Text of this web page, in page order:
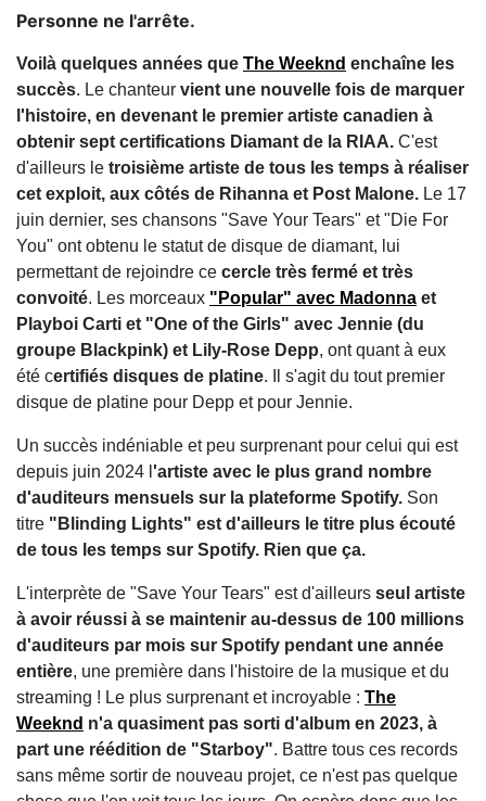
Personne ne l'arrête.
Voilà quelques années que The Weeknd enchaîne les
succès. Le chanteur vient une nouvelle fois de marquer
l'histoire, en devenant le premier artiste canadien à
obtenir sept certifications Diamant de la RIAA. C'est
d'ailleurs le troisième artiste de tous les temps à réaliser
cet exploit, aux côtés de Rihanna et Post Malone. Le 17
juin dernier, ses chansons "Save Your Tears" et "Die For
You" ont obtenu le statut de disque de diamant, lui
permettant de rejoindre ce cercle très fermé et très
convoité. Les morceaux "Popular" avec Madonna et
Playboi Carti et "One of the Girls" avec Jennie (du
groupe Blackpink) et Lily-Rose Depp, ont quant à eux
été certifiés disques de platine. Il s'agit du tout premier
disque de platine pour Depp et pour Jennie.
Un succès indéniable et peu surprenant pour celui qui est
depuis juin 2024 l 'artiste avec le plus grand nombre
d'auditeurs mensuels sur la plateforme Spotify. Son
titre "Blinding Lights" est d'ailleurs le titre plus écouté
de tous les temps sur Spotify. Rien que ça.
L'interprète de "Save Your Tears" est d'ailleurs seul artiste
à avoir réussi à se maintenir au-dessus de 100 millions
d'auditeurs par mois sur Spotify pendant une année
entière, une première dans l'histoire de la musique et du
streaming ! Le plus surprenant et incroyable : The
Weeknd n'a quasiment pas sorti d'album en 2023, à
part une réédition de "Starboy". Battre tous ces records
sans même sortir de nouveau projet, ce n'est pas quelque